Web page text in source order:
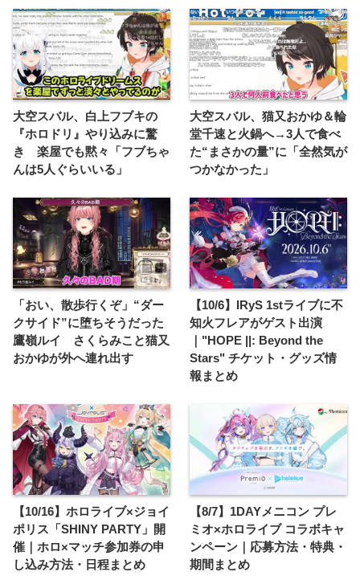
大空スバル、白上フブキの
『ホロドリ』やり込みに驚
き 楽屋でも黙々「フブちゃ
んは5人ぐらいいる」
大空スバル、猫又おかゆ＆輪
堂千速と火鍋へ→3人で食べ
た“まさかの量”に「全然気が
つかなかった」
「おい、散歩行くぞ」“ダー
クサイド”に堕ちそうだった
鷹嶺ルイ さくらみこと猫又
おかゆが外へ連れ出す
【10/6】IRyS 1stライブに不
知火フレアがゲスト出演
｜"HOPE ||: Beyond the
Stars" チケット・グッズ情
報まとめ
【10/16】ホロライブ×ジョイ
ポリス「SHINY PARTY」開
催｜ホロ×マッチ参加券の申
し込み方法・日程まとめ
【8/7】1DAYメニコン プレ
ミオ×ホロライブ コラボキャ
ンペーン｜応募方法・特典・
期間まとめ